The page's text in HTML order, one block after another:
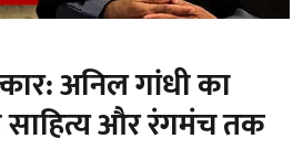
अनिल गांधी का
और रंगमंच तक